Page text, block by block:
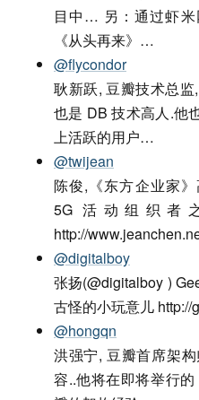
目中… 另：通过虾
《从头再来》…
@flycondor
耿新跃, 豆瓣技术总
也是 DB 技术高人.他
上活跃的用户…
@twijean
陈俊,《东方企业家
5G 活动组织者
http://
@digitalboy
张扬(@digitalboy )
古怪的小玩意儿
@hongqn
洪强宁, 豆瓣首席架
容..他将在即将举行